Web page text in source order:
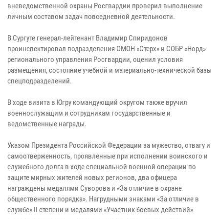
вневедомственной охраны Росгвардии проверил выполнение
личным составом задач повседневной деятельности.
В Сургуте генерал-лейтенант Владимир Спиридонов
проинспектировал подразделения ОМОН «Стерх» и СОБР «Норд»
регионального управления Росгвардии, оценил условия
размещения, состояние учебной и материально-технической базы
спецподразделений.
В ходе визита в Югру командующий округом также вручил
военнослужащим и сотрудникам государственные и
ведомственные награды.
Указом Президента Российской Федерации за мужество, отвагу и
самоотверженность, проявленные при исполнении воинского и
служебного долга в ходе специальной военной операции по
защите мирных жителей новых регионов, два офицера
награждены медалями Суворова и «За отличие в охране
общественного порядка». Нагрудными знаками «За отличие в
службе» II степени и медалями «Участник боевых действий»